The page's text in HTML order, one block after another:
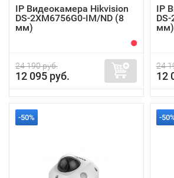
IP Видеокамера Hikvision
DS-2XM6756G0-IM/ND (8
мм)
24 190 руб.
12 095 руб.
IP
мм)
24
12
-50% -